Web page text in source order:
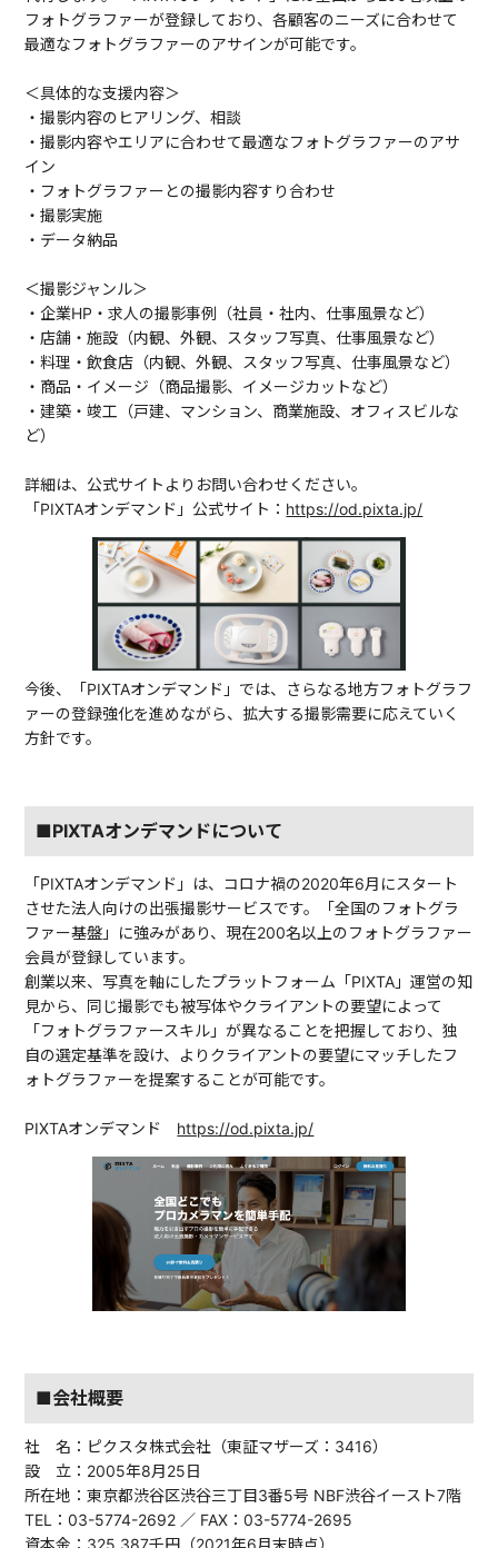
フォトグラファーが登録しており、各顧客のニーズに合わせて
最適なフォトグラファーのアサインが可能です。
＜具体的な支援内容＞
・撮影内容のヒアリング、相談
・撮影内容やエリアに合わせて最適なフォトグラファーのアサ
イン
・フォトグラファーとの撮影内容すり合わせ
・撮影実施
・データ納品
＜撮影ジャンル＞
・企業HP・求人の撮影事例（社員・社内、仕事風景など）
・店舗・施設（内観、外観、スタッフ写真、仕事風景など）
・料理・飲食店（内観、外観、スタッフ写真、仕事風景など）
・商品・イメージ（商品撮影、イメージカットなど）
・建築・竣工（戸建、マンション、商業施設、オフィスビルな
ど）
詳細は、公式サイトよりお問い合わせください。
「PIXTAオンデマンド」公式サイト： https://od.pixta.jp/
今後、「PIXTAオンデマンド」では、さらなる地方フォトグラフ
ァーの登録強化を進めながら、拡大する撮影需要に応えていく
方針です。
■PIXTAオンデマンドについて
「PIXTAオンデマンド」は、コロナ禍の2020年6月にスタート
させた法人向けの出張撮影サービスです。「全国のフォトグラ
ファー基盤」に強みがあり、現在200名以上のフォトグラファー
会員が登録しています。
創業以来、写真を軸にしたプラットフォーム「PIXTA」運営の知
見から、同じ撮影でも被写体やクライアントの要望によって
「フォトグラファースキル」が異なることを把握しており、独
自の選定基準を設け、よりクライアントの要望にマッチしたフ
ォトグラファーを提案することが可能です。
PIXTAオンデマンド https://od.pixta.jp/
■会社概要
社 名：ピクスタ株式会社（東証マザーズ：3416）
設 立：2005年8月25日
所在地：東京都渋谷区渋谷三丁目3番5号 NBF渋谷イースト7階
TEL：03-5774-2692 ／ FAX：03-5774-2695
資本金：325,387千円（2021年6月末時点）